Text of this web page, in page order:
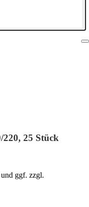
220, 25 Stück
ggf. zzgl.